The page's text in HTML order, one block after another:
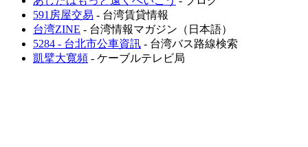
591房屋交易 - 台湾賃貸情報
台湾ZINE - 台湾情報マガジン（日本語）
5284 - 台北市公車資訊 - 台湾バス路線検索
凱擘大寬頻 - ケーブルテレビ局